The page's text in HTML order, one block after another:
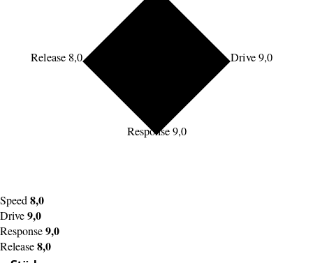
Drive 9,0
Response 9,0
Release 8,0
Speed 8,0
Drive9,0
Response9,0
Release8,0